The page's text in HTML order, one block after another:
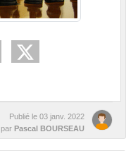
Publié le 03 janv. 2022
par Pascal BOURSEAU